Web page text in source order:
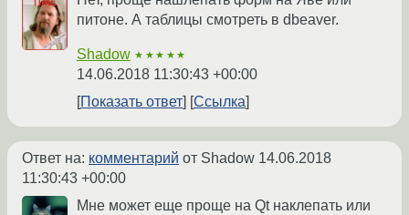
питоне. А таблицы смотреть в dbeaver.
Shadow ★★★★★
14.06.2018 11:30:43 +00:00
Показать ответ
Ссылка
Ответ на: комментарий от Shadow 14.06.2018
11:30:43 +00:00
Мне может еще проще на Qt наклепать или